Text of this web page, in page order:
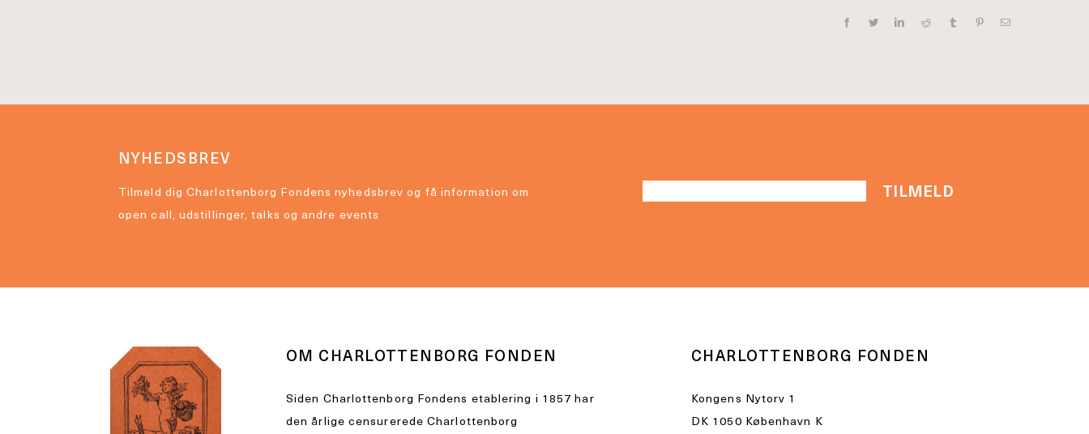
FacebookTwitter LinkedInReddit Tumblr Pinterest
NYHEDSBREV
Tilmeld dig Charlottenborg Fondens nyhedsbrev og få information om
open call, udstillinger, talks og andre events
OM CHARLOTTENBORG FONDEN
Siden Charlottenborg Fondens etablering i 1857 har
den årlige censurerede Charlottenborg
CHARLOTTENBORG FONDEN
Kongens Nytorv 1
DK 1050 København K